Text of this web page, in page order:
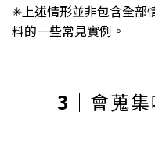
✳︎上述情形並非包含全部
料的一些常見實例。
3 ｜會蒐